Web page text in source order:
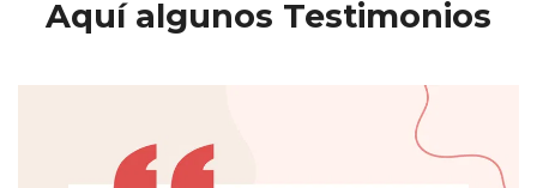
Aquí algunos Testimonios